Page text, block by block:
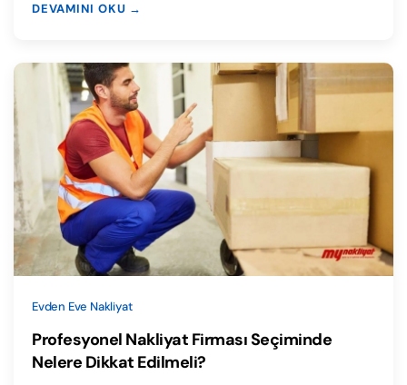
DEVAMINI OKU →
Evden Eve Nakliyat
Profesyonel Nakliyat Firması Seçiminde
Nelere Dikkat Edilmeli?